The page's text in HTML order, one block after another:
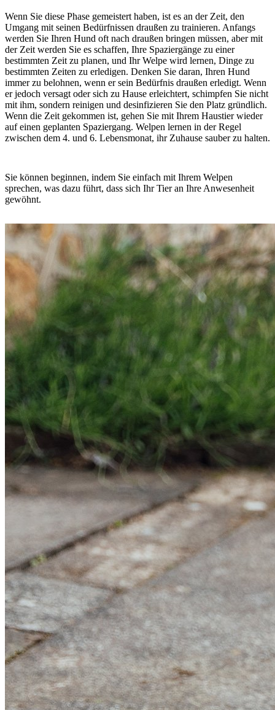
Wenn Sie diese Phase gemeistert haben, ist es an der Zeit, den
Umgang mit seinen Bedürfnissen draußen zu trainieren. Anfangs
werden Sie Ihren Hund oft nach draußen bringen müssen, aber mit
der Zeit werden Sie es schaffen, Ihre Spaziergänge zu einer
bestimmten Zeit zu planen, und Ihr Welpe wird lernen, Dinge zu
bestimmten Zeiten zu erledigen. Denken Sie daran, Ihren Hund
immer zu belohnen, wenn er sein Bedürfnis draußen erledigt. Wenn
er jedoch versagt oder sich zu Hause erleichtert, schimpfen Sie nicht
mit ihm, sondern reinigen und desinfizieren Sie den Platz gründlich.
Wenn die Zeit gekommen ist, gehen Sie mit Ihrem Haustier wieder
auf einen geplanten Spaziergang. Welpen lernen in der Regel
zwischen dem 4. und 6. Lebensmonat, ihr Zuhause sauber zu halten.
Sie können beginnen, indem Sie einfach mit Ihrem Welpen
sprechen, was dazu führt, dass sich Ihr Tier an Ihre Anwesenheit
gewöhnt.